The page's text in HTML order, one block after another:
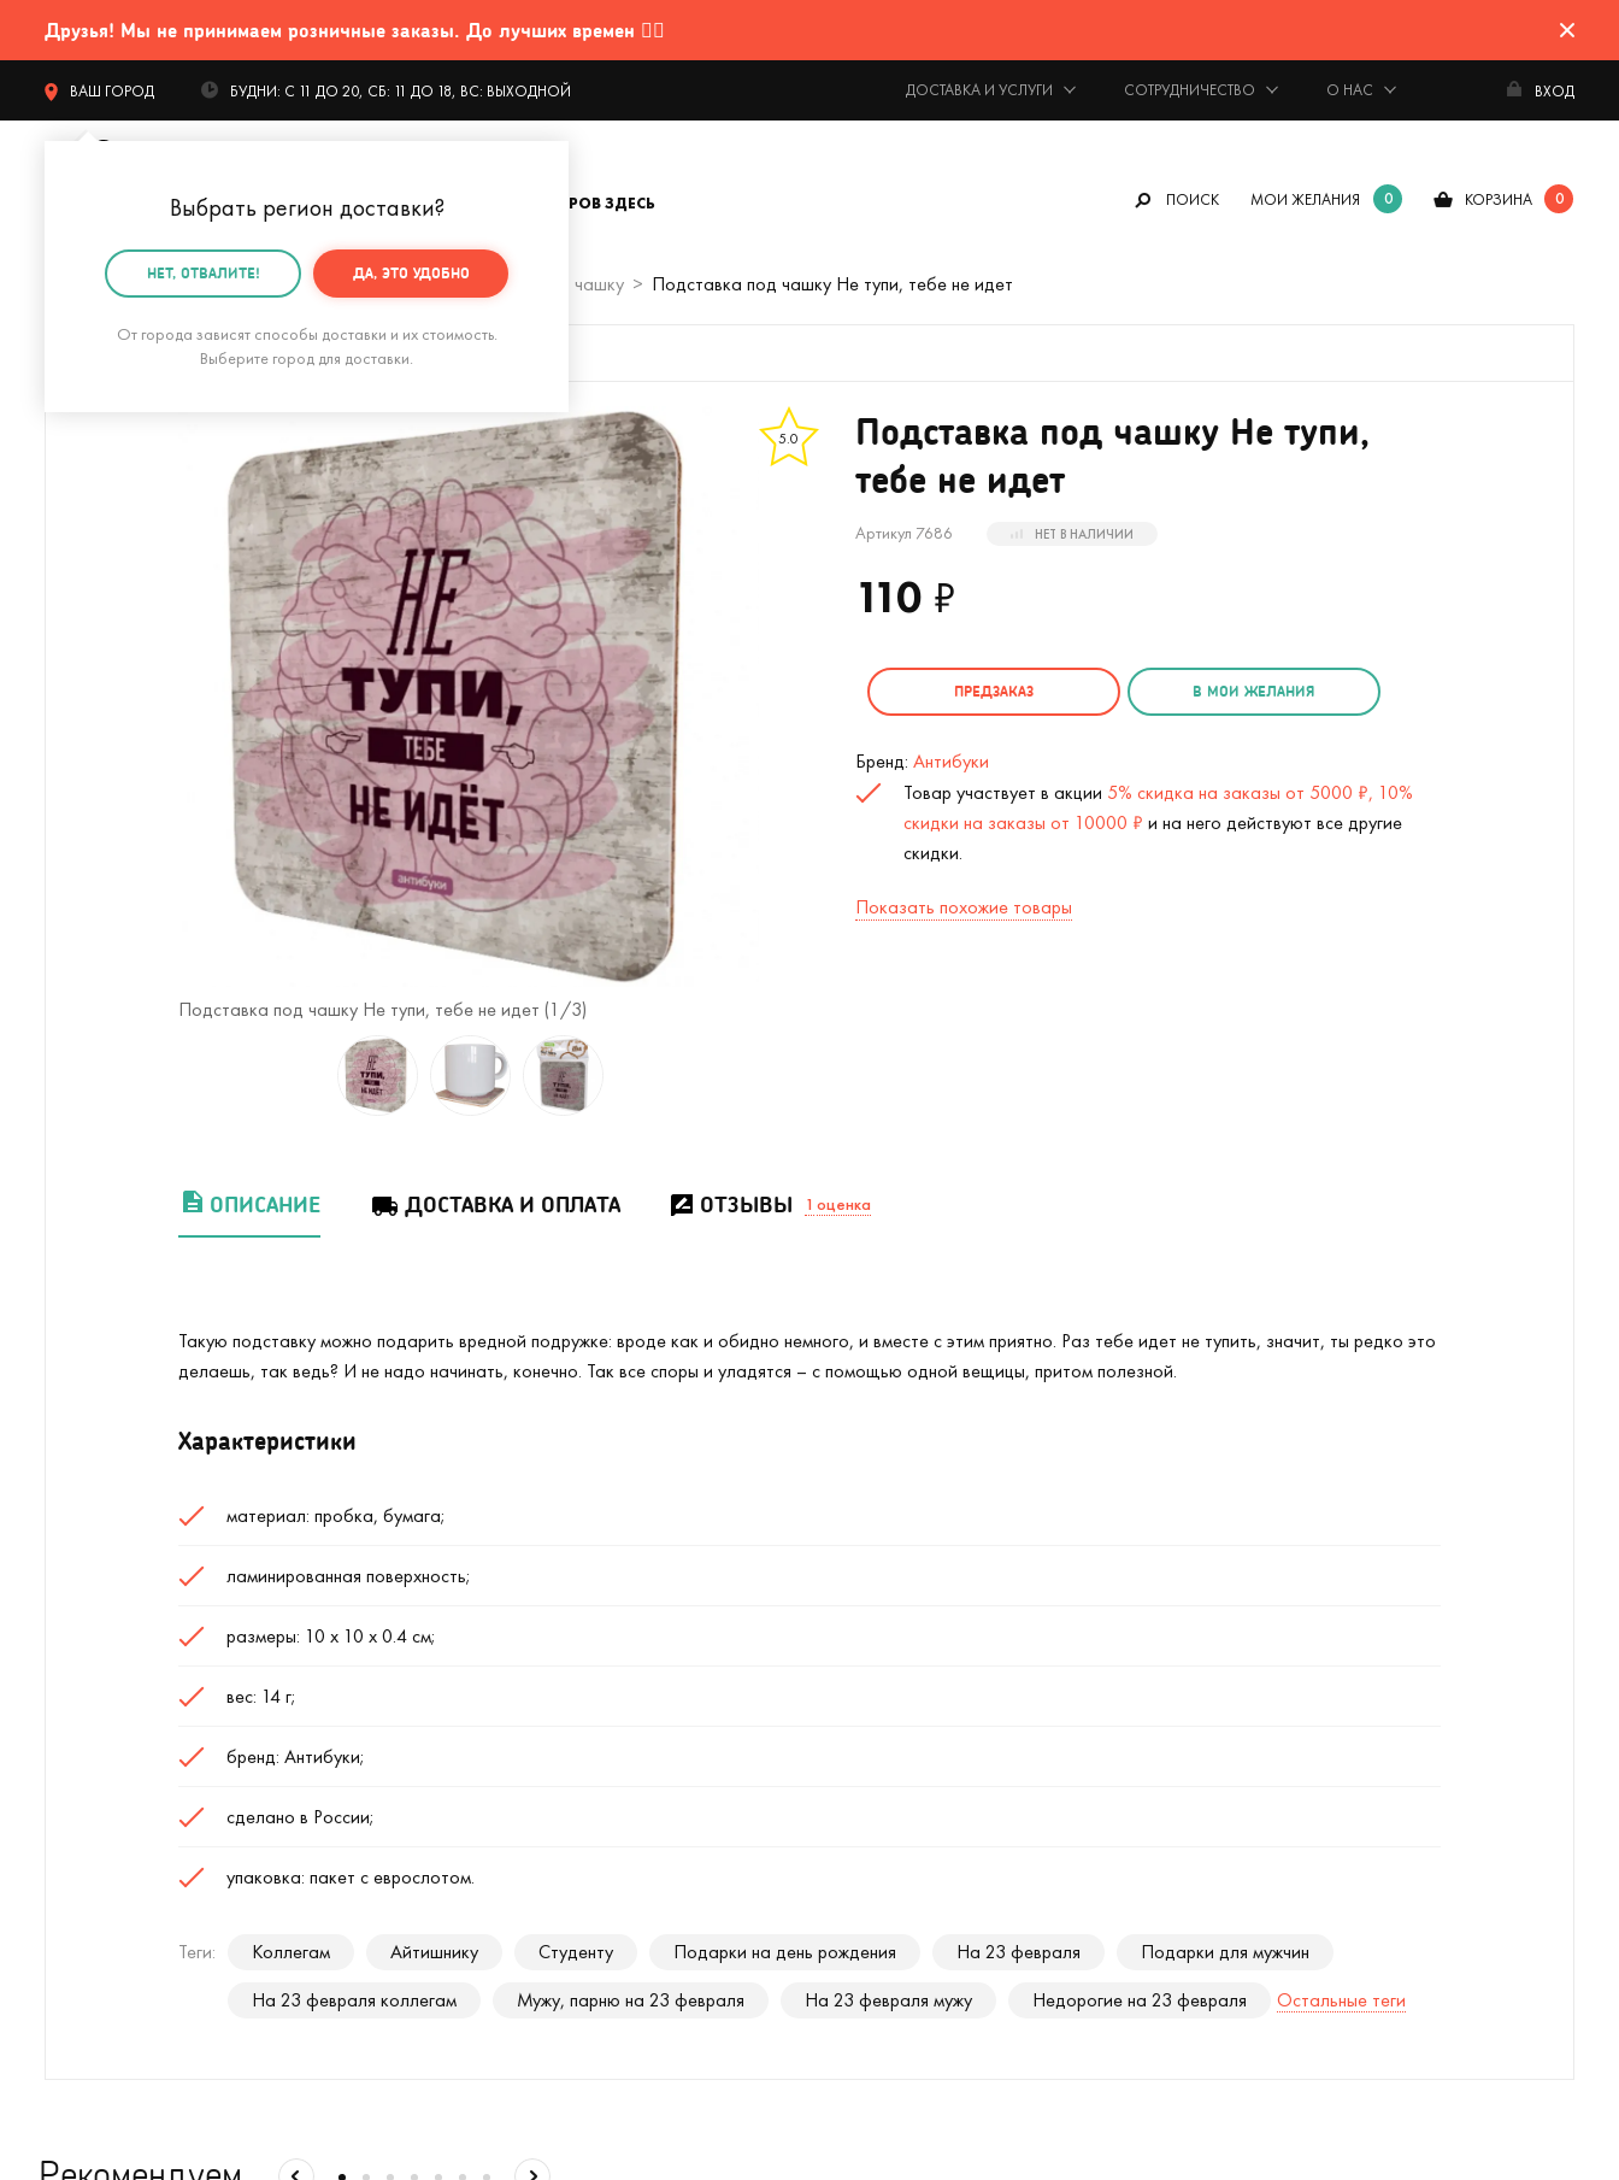
Друзья! Мы не принимаем розничные заказы. До лучших времен 🤷‍♂️
ВАШ ГОРОД
Выбрать регион доставки?
НЕТ, ОТВАЛИТЕ! ДА, ЭТО УДОБНО
От города зависят способы доставки и их стоимость.
Выберите город для доставки.
БУДНИ: С 11 ДО 20, СБ: 11 ДО 18, ВС: ВЫХОДНОЙ ДОСТАВКА И УСЛУГИ СОТРУДНИЧЕСТВО О НАС ВХОД
КАТАЛОГ ТОВАРОВ ЗДЕСЬ ПОИСК МОИ ЖЕЛАНИЯ 0 КОРЗИНА 0
Главная Дом и офис Рабочее место Подставки под чашку Подставка под чашку Не тупи, тебе не идет
5.0
Подставка под чашку Не тупи, тебе не идет (1 /3)
Подставка под чашку Не тупи,
тебе не идет
Артикул 7686 НЕТ В НАЛИЧИИ
110 ₽
ПРЕДЗАКАЗ В МОИ ЖЕЛАНИЯ
Бренд: Антибуки
Товар участвует в акции 5% скидка на заказы от 5000 ₽, 10%
скидки на заказы от 10000 ₽ и на него действуют все другие
скидки.
Показать похожие товары
ОПИСАНИЕ ДОСТАВКА И ОПЛАТА ОТЗЫВЫ 1 оценка
Такую подставку можно подарить вредной подружке: вроде как и обидно немного, и вместе с этим приятно. Раз тебе идет не тупить, значит, ты редко это
делаешь, так ведь? И не надо начинать, конечно. Так все споры и уладятся – с помощью одной вещицы, притом полезной.
Характеристики
материал: пробка, бумага;
ламинированная поверхность;
размеры: 10 х 10 х 0.4 см;
вес: 14 г;
бренд: Антибуки;
сделано в России;
упаковка: пакет с еврослотом.
Теги: Коллегам Айтишнику Студенту Подарки на день рождения На 23 февраля
Подарки для мужчин
На 23 февраля коллегам
Мужу, парню на 23 февраля На 23 февраля мужу Недорогие на 23 февраля Остальные теги